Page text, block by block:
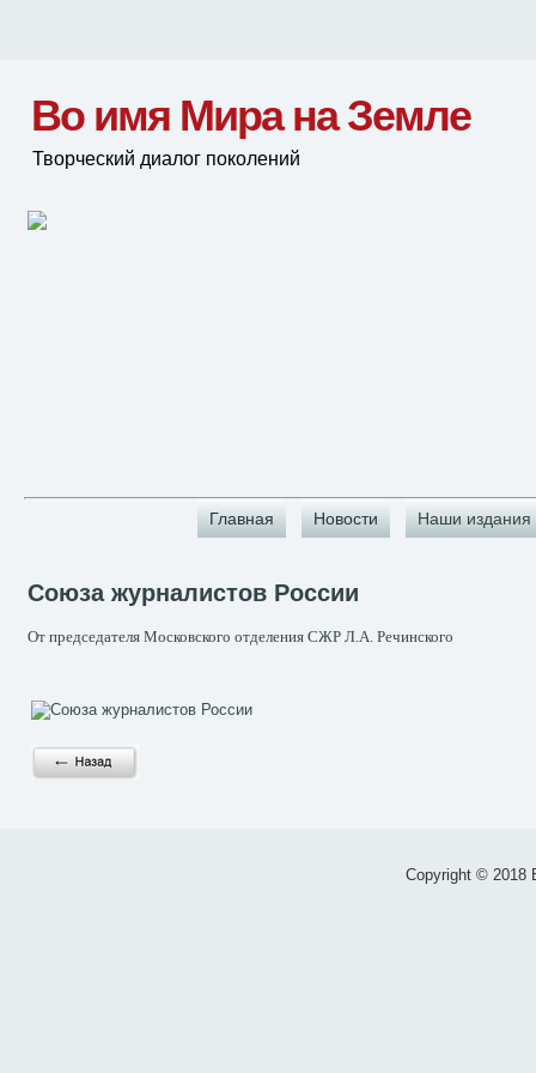
Во имя Мира на Земле
Творческий диалог поколений
Главная Новости Наши издания
Союза журналистов России
От председателя Московского отделения СЖР Л.А. Речинского
Copyright © 2018